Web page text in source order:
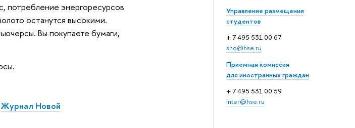
Управление размещения
студентов
+ 7 495 531 00 67
sho@hse.ru
Приемная комиссия
для иностранных граждан
+ 7 495 531 00 59
inter@hse.ru
потребление энергоресурсов
останутся высокими.
Вы покупаете бумаги,
Журнал Новой